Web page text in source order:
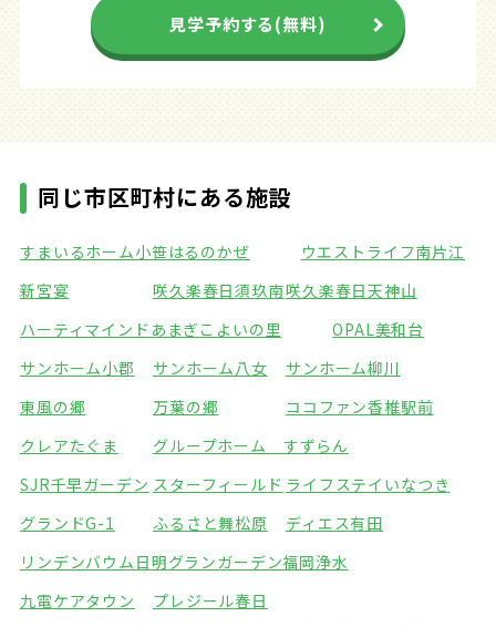
見学予約する(無料)
同じ市区町村にある施設
すまいるホーム小笹はるのかぜ
ウエストライフ南片江
新宮宴
咲久楽春日須玖南咲久楽春日天神山
ハーティマインドあまぎ こよいの里
OPAL美和台
サンホーム小郡
サンホーム八女
サンホーム柳川
東風の郷
万葉の郷
ココファン香椎駅前
クレアたぐま
グループホーム すずらん
SJR千早ガーデン スターフィールド ライフステイいなつき
グランドG-1
ふるさと舞松原
ディエス有田
リンデンバウム日明グランガーデン福岡浄水
九電ケアタウン
プレジール春日